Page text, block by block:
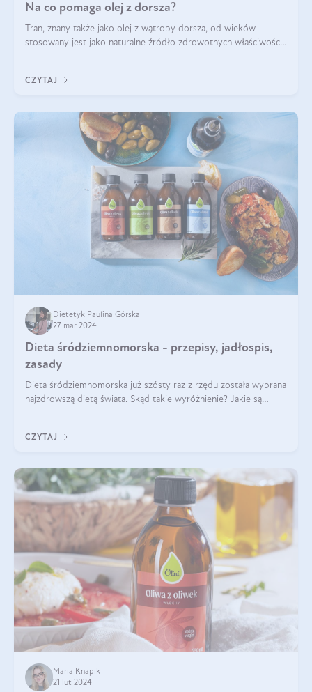
Na co pomaga olej z dorsza?
Tran, znany także jako olej z wątroby dorsza, od wieków
stosowany jest jako naturalne źródło zdrowotnych właściwości.
CZYTAJ
Dietetyk Paulina Górska
27 mar 2024
Dieta śródziemnomorska - przepisy, jadłospis,
zasady
Dieta śródziemnomorska już szósty raz z rzędu została wybrana
najzdrowszą dietą świata. Skąd takie wyróżnienie? Jakie są
CZYTAJ
Maria Knapik
21 lut 2024